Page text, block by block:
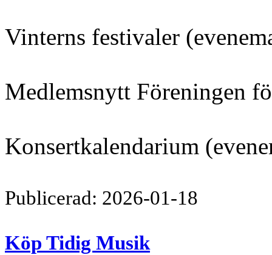
Vinterns festivaler
Medlemsnytt Föreningen
Konsertkalendarium
Publicerad: 2026-01-18
Köp Tidig Musik